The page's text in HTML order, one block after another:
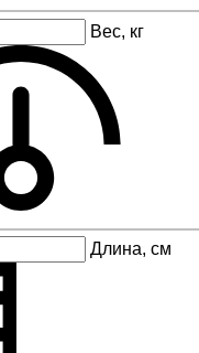
Вес, кг
Длина, см